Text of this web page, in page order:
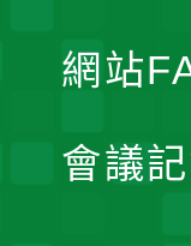
網站
會議